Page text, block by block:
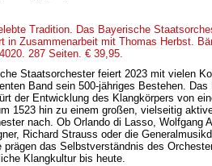
Tradition. Das Bayerische
in Zusammenarbeit mit Thomas Herbst.
287 Seiten. € 39,95.
Staatsorchester feiert 2023 mit vielen
Band sein 500-jähriges Bestehen. Das
der Entwicklung des Klangkörpers von
1523 hin zu einem großen, vielseitig
nach. Ob Orlando di Lasso, Wolfgang
Richard Strauss oder die
prägen das Selbstverständnis des
Klangkultur bis heute.